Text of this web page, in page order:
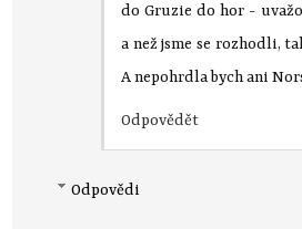
do Gruzie do hor -
a než jsme se rozhodli,
A nepohrdla bych ani
Odpovědět
Odpovědi